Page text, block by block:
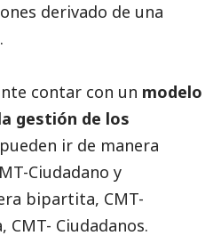
derivado de una
contar con un modelo
gestión de los
ir de manera
Ciudadano y
bipartita, CMT-
Ciudadanos.